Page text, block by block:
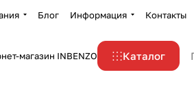
Блог Информация Контакты
магазин INBENZO Каталог